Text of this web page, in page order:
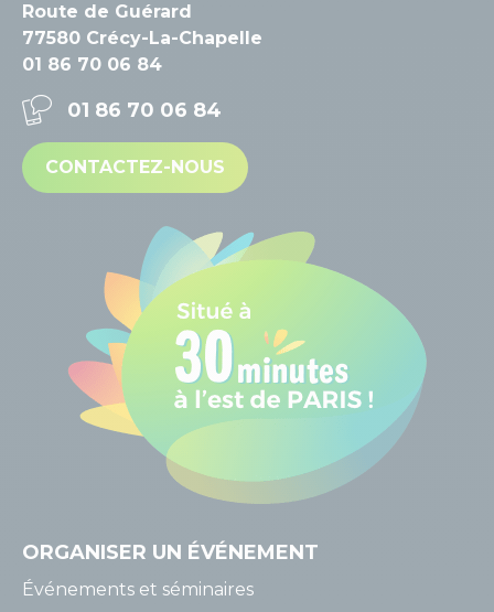
Route de Guérard
77580 Crécy-La-Chapelle
01 86 70 06 84
01 86 70 06 84
CONTACTEZ-NOUS
ORGANISER UN ÉVÉNEMENT
Événements et séminaires